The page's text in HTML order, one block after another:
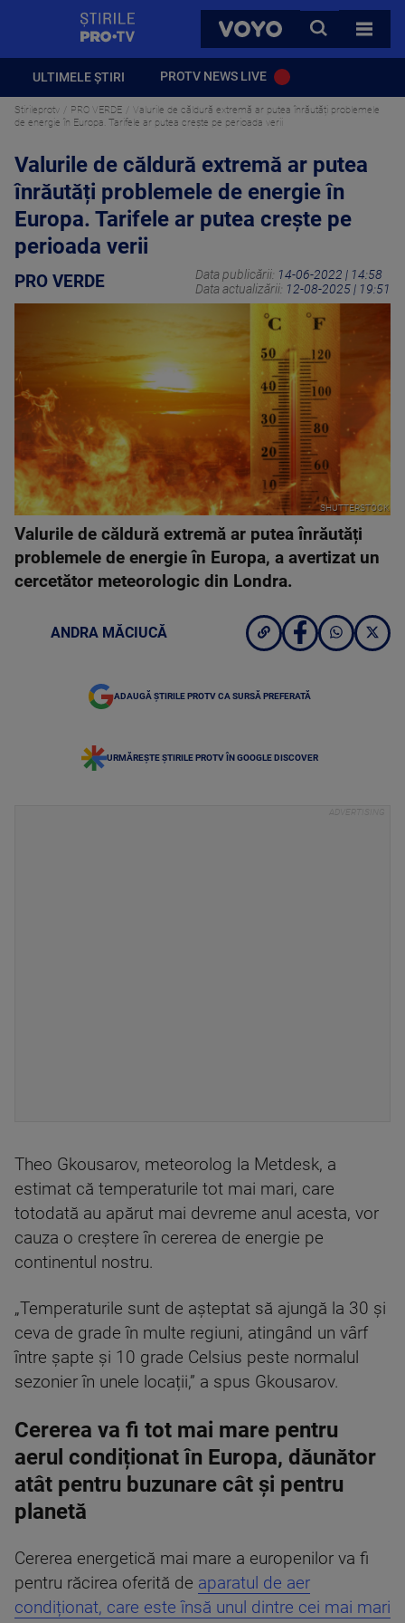
VOYO
CAUTA
TOATE
ULTIMELE ȘTIRI PROTV NEWS LIVE
Stirileprotv PRO VERDE
Valurile de căldură extremă ar putea înrăutăți problemele
de energie în Europa. Tarifele ar putea crește pe perioada verii
Valurile de căldură extremă ar putea
înrăutăți problemele de energie în
Europa. Tarifele ar putea crește pe
perioada verii
PRO VERDE Data publicării: 14-06-2022 | 14:58
Data actualizării: 12-08-2025 | 19:51
SHUTTERSTOCK
Valurile de căldură extremă ar putea înrăutăți
problemele de energie în Europa, a avertizat un
cercetător meteorologic din Londra.
ANDRA MĂCIUCĂ
ADAUGĂ ȘTIRILE PROTV CA SURSĂ PREFERATĂ
URMĂREȘTE ȘTIRILE PROTV ÎN GOOGLE DISCOVER
Theo Gkousarov, meteorolog la Metdesk, a
estimat că temperaturile tot mai mari, care
totodată au apărut mai devreme anul acesta, vor
cauza o creștere în cererea de energie pe
continentul nostru.
„Temperaturile sunt de așteptat să ajungă la 30 și
ceva de grade în multe regiuni, atingând un vârf
între șapte și 10 grade Celsius peste normalul
sezonier în unele locații,” a spus Gkousarov.
Cererea va fi tot mai mare pentru
aerul condiționat în Europa, dăunător
atât pentru buzunare cât și pentru
planetă
Cererea energetică mai mare a europenilor va fi
pentru răcirea oferită de aparatul de aer
condiționat, care este însă unul dintre cei mai mari